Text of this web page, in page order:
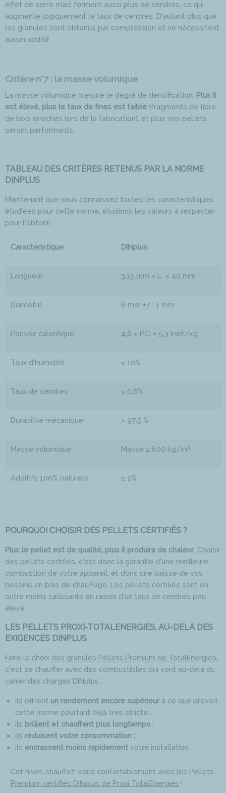
effet de serre mais forment aussi plus de cendres, ce qui
augmente logiquement le taux de cendres. D’autant plus que
les granulés sont obtenus par compression et ne nécessitent
aucun additif.
Critère n°7 : la masse volumique
La masse volumique mesure le degré de densification.
Plus il
est élevé, plus le taux de fines est faible (fragments de fibre
de bois arrachés lors de la fabrication), et plus vos pellets
seront performants.
TABLEAU DES CRITÈRES RETENUS PAR LA NORME
DINPLUS
Maintenant que vous connaissez toutes les caractéristiques
étudiées pour cette norme, étudions les valeurs à respecter
pour l’obtenir.
Caractéristique DINplus
Longueur 3,15 mm < L < 40 mm
Diamètre 6 mm +/- 1 mm
Pouvoir calorifique 4,6 ≤ PCI ≤ 5,3 kwh/kg
Taux d’humidité ≤ 10%
Taux de cendres ≤ 0,6%
Durabilité mécanique > 97,5 %
Masse volumique Masse ≥ 600 kg/m3
Additifs 100% naturels ≤ 2%
POURQUOI CHOISIR DES PELLETS CERTIFIÉS ?
Plus le pellet est de qualité, plus il produira de chaleur . Choisir
des pellets certifiés, c’est donc la garantie d’une meilleure
combustion de votre appareil, et donc une baisse de vos
besoins en bois de chauffage. Les pellets certifiés sont en
outre moins salissants en raison d’un taux de cendres peu
élevé
LES PELLETS PROXI-TOTALENERGIES, AU-DELÀ DES
EXIGENCES DINPLUS
Faire le choix des granulés Pellets Premium de TotalEnergies,
c’est se chauffer avec des combustibles qui vont au-delà du
cahier des charges DINplus :
ils offrent un rendement encore supérieur à ce que prévoit
cette norme pourtant déjà très stricte ;
ils brûlent et chauffent plus longtemps ;
ils réduisent votre consommation ;
ils encrassent moins rapidement votre installation.
Cet hiver, chauffez-vous confortablement avec les Pellets
Premium certifiés DINplus de Proxi TotalEnergies !